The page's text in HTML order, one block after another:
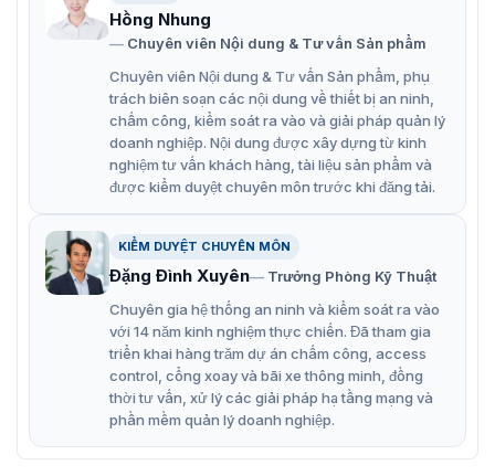
Kết nối mạng linh hoạt với cổng RJ-45 và hỗ trợ
nhiều giao thức.
Hồng Nhung
Chuyên viên Nội dung & Tư vấn Sản phẩm
Chuyên viên Nội dung & Tư vấn Sản phẩm, phụ
trách biên soạn các nội dung về thiết bị an ninh,
chấm công, kiểm soát ra vào và giải pháp quản lý
doanh nghiệp. Nội dung được xây dựng từ kinh
nghiệm tư vấn khách hàng, tài liệu sản phẩm và
được kiểm duyệt chuyên môn trước khi đăng tải.
KIỂM DUYỆT CHUYÊN MÔN
Đặng Đình Xuyên
Trưởng Phòng Kỹ Thuật
Chuyên gia hệ thống an ninh và kiểm soát ra vào
với 14 năm kinh nghiệm thực chiến. Đã tham gia
triển khai hàng trăm dự án chấm công, access
control, cổng xoay và bãi xe thông minh, đồng
thời tư vấn, xử lý các giải pháp hạ tầng mạng và
phần mềm quản lý doanh nghiệp.